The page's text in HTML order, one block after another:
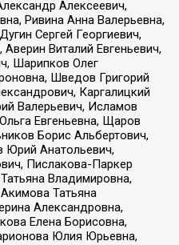
Алексеевич,
Ривина Анна Валерьевна,
Сергей Георгиевич,
Виталий Евгеньевич,
Шарипков Олег
Шведов Григорий
Каргалицкий
Валерьевич, Исламов
Евгеньевна, Щаров
Борис Альбертович,
Юрий Анатольевич,
Пислакова-Паркер
Владимировна,
Татьяна
Александровна,
Елена Борисовна,
Юлия Юрьевна,